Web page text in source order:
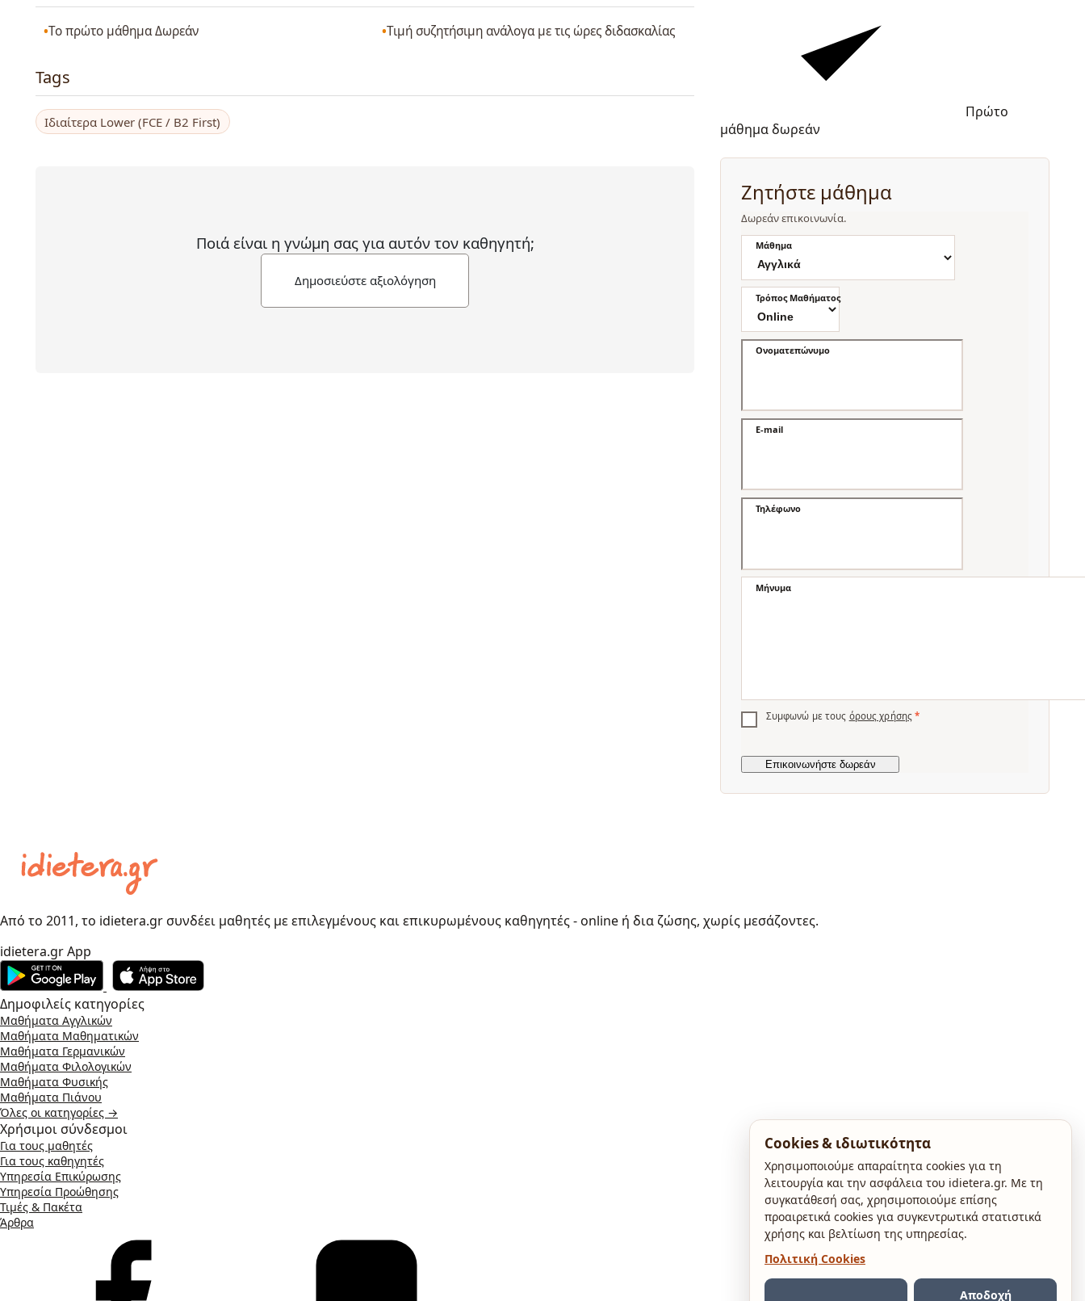
Το πρώτο μάθημα Δωρεάν Τιμή συζητήσιμη ανάλογα με τις ώρες διδασκαλίας
Tags
Ιδιαίτερα Lower (FCE / B2 First)
Ποιά είναι η γνώμη σας για αυτόν τον καθηγητή;
Δημοσιεύστε αξιολόγηση
Πρώτο
μάθημα δωρεάν
Ζητήστε μάθημα
Δωρεάν επικοινωνία.
Μάθημα
Τρόπος Μαθήματος
Ονοματεπώνυμο
E-mail
Τηλέφωνο
Μήνυμα
Συμφωνώ με τους όρους χρήσης *
Από το 2011, το idietera.gr συνδέει μαθητές με επιλεγμένους και επικυρωμένους καθηγητές - online ή δια ζώσης, χωρίς μεσάζοντες.
idietera.gr App
Δημοφιλείς κατηγορίες
Μαθήματα Αγγλικών
Μαθήματα Μαθηματικών
Μαθήματα Γερμανικών
Μαθήματα Φιλολογικών
Μαθήματα Φυσικής
Μαθήματα Πιάνου
Όλες οι κατηγορίες →
Χρήσιμοι σύνδεσμοι
Για τους μαθητές
Για τους καθηγητές
Υπηρεσία Επικύρωσης
Υπηρεσία Προώθησης
Τιμές & Πακέτα
Άρθρα
Cookies & ιδιωτικότητα
Χρησιμοποιούμε απαραίτητα cookies για τη
λειτουργία και την ασφάλεια του idietera.gr. Με τη
συγκατάθεσή σας, χρησιμοποιούμε επίσης
προαιρετικά cookies για συγκεντρωτικά στατιστικά
χρήσης και βελτίωση της υπηρεσίας.
Πολιτική Cookies
Αποδοχή